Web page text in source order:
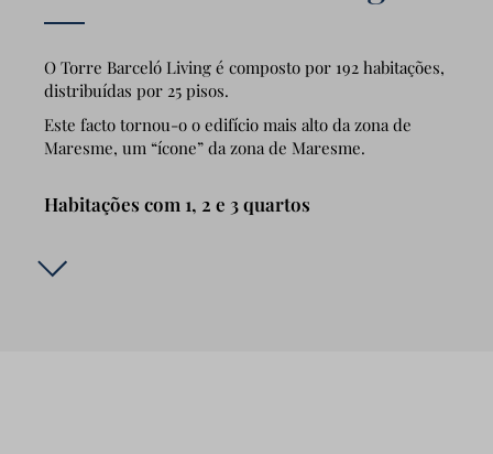
O Torre Barceló Living é composto por 192 habitações,
distribuídas por 25 pisos.
Este facto tornou-o o edifício mais alto da zona de
Maresme, um “ícone” da zona de Maresme.
Habitações com 1, 2 e 3 quartos